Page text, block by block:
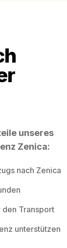
unseres
Zenica:
nach Zenica
Transport
unterstützen